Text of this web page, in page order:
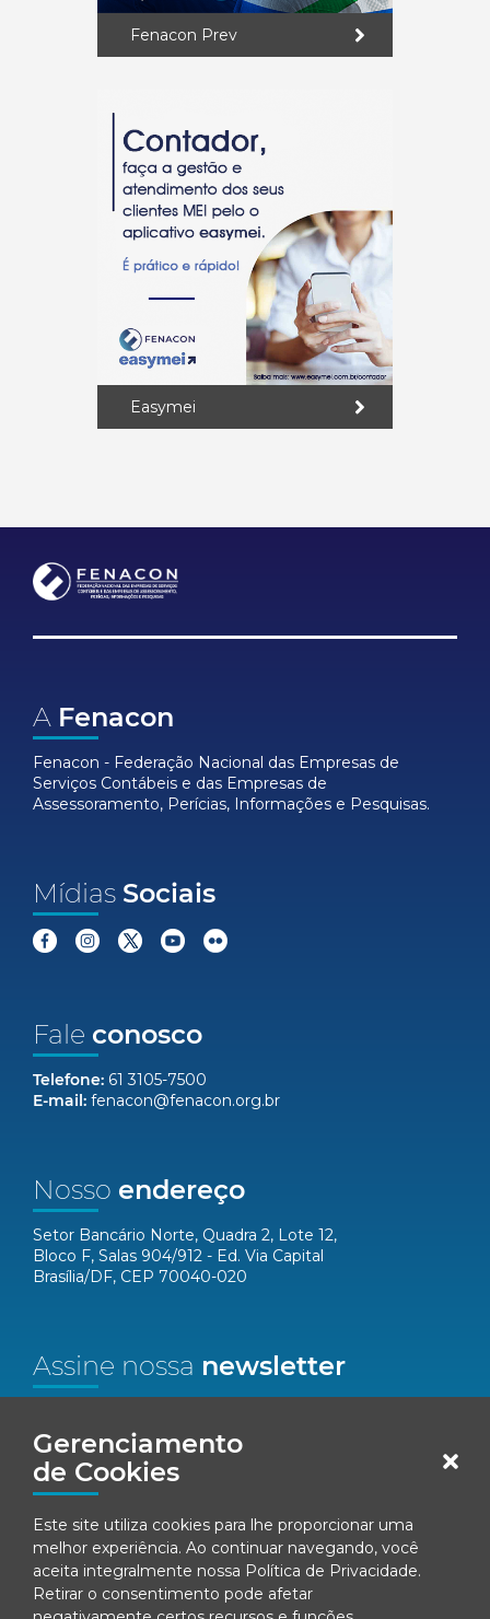
Gerenciamento
de Cookies
Este site utiliza cookies para lhe proporcionar uma
melhor experiência. Ao continuar navegando, você
aceita integralmente nossa Política de Privacidade.
Retirar o consentimento pode afetar
Fenacon Prev
Easymei
A Fenacon
Fenacon - Federação Nacional das Empresas de
Serviços Contábeis e das Empresas de
Assessoramento, Perícias, Informações e Pesquisas.
Mídias Sociais
Fale conosco
Telefone: 61 3105-7500
E-mail: fenacon@fenacon.org.br
Nosso endereço
Setor Bancário Norte, Quadra 2, Lote 12,
Bloco F, Salas 904/912 - Ed. Via Capital
Brasília/DF, CEP 70040-020
Assine nossa newsletter
Email*
Concordo em receber comunicações da Fenacon.
Cadastrar